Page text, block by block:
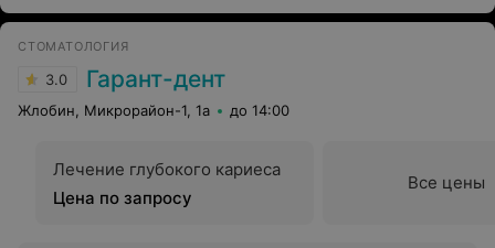
СТОМАТОЛОГИЯ
3.0 Гарант-дент
Жлобин, Микрорайон-1, 1а до 14:00
Лечение глубокого кариеса
Цена по запросу
Все цены